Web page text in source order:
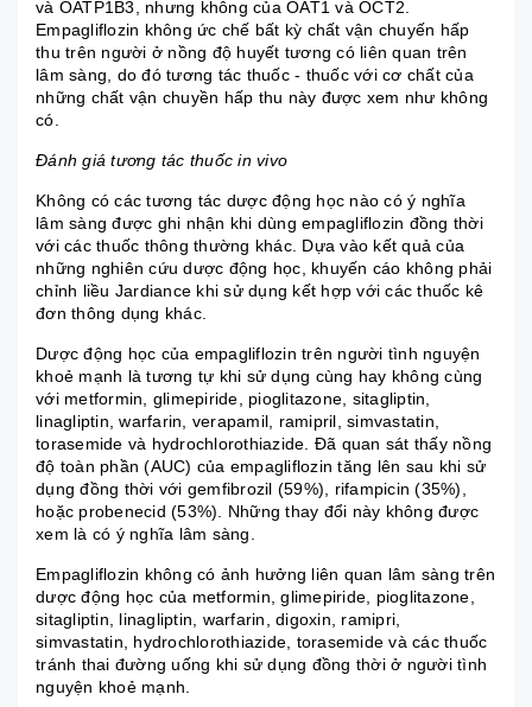
và OATP1B3, nhưng không của OAT1 và OCT2.
Empagliflozin không ức chế bất kỳ chất vận chuyến hấp
thu trên người ở nồng độ huyết tương có liên quan trên
lâm sàng, do đó tương tác thuốc - thuốc với cơ chất của
những chất vận chuyền hấp thu này được xem như không
có.
Đánh giá tương tác thuốc in vivo
Không có các tương tác dược động học nào có ý nghĩa
lâm sàng được ghi nhận khi dùng empagliflozin đồng thời
với các thuốc thông thường khác. Dựa vào kết quả của
những nghiên cứu dược động học, khuyến cáo không phải
chỉnh liều Jardiance khi sử dụng kết hợp với các thuốc kê
đơn thông dụng khác.
Dược động học của empagliflozin trên người tình nguyện
khoẻ mạnh là tương tự khi sử dụng cùng hay không cùng
với metformin, glimepiride, pioglitazone, sitagliptin,
linagliptin, warfarin, verapamil, ramipril, simvastatin,
torasemide và hydrochlorothiazide. Đã quan sát thấy nồng
độ toàn phần (AUC) của empagliflozin tăng lên sau khi sử
dụng đồng thời với gemfibrozil (59%), rifampicin (35%),
hoặc probenecid (53%). Những thay đổi này không được
xem là có ý nghĩa lâm sàng.
Empagliflozin không có ảnh hưởng liên quan lâm sàng trên
dược động học của metformin, glimepiride, pioglitazone,
sitagliptin, linagliptin, warfarin, digoxin, ramipri,
simvastatin, hydrochlorothiazide, torasemide và các thuốc
tránh thai đường uống khi sử dụng đồng thời ở người tình
nguyện khoẻ mạnh.